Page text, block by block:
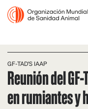
GF-TAD'S IAAP
Reunión del
en rumiantes y